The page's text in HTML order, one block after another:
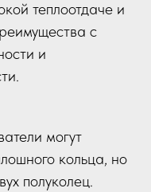
теплоотдаче и
с
и
могут
кольца, но
полуколец.